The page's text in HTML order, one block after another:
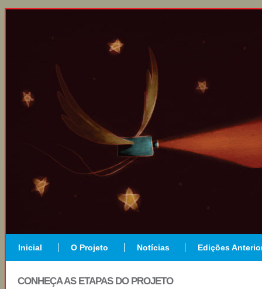
Inicial O Projeto Notícias Edições
CONHEÇA AS ETAPAS DO PROJETO